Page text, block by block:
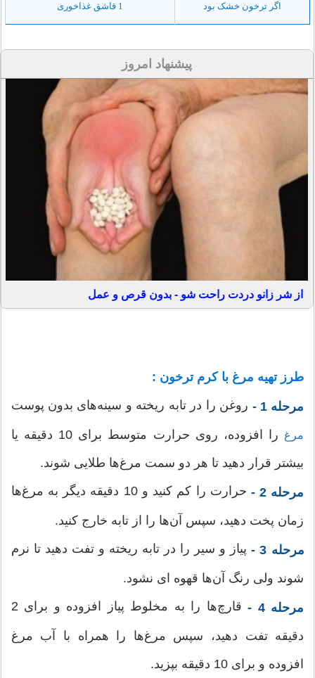
اگر ترخون خشک بود 1 قاشق غذاخوری
پیشنهاد امروز
از شر زانو دردت راحت شو - بدون قرص و عمل
طرز تهیه مرغ با کرم ترخون :
مرحله 1 - روغن را در تابه ریخته و سینه‌های بدون پوست
مرغ
را افزوده، روی حرارت متوسط برای 10 دقیقه یا
بیشتر قرار دهید تا هر دو سمت مرغ‌ها طلایی شوند.
مرحله 2 - حرارت را کم کنید و 10 دقیقه دیگر به مرغ‌ها
زمان پخت دهید، سپس آن‌ها را از تابه خارج کنید.
مرحله 3 - پیاز و سیر را در تابه ریخته و تفت دهید تا نرم
شوند ولی رنگ آن‌ها قهوه ای نشود.
مرحله 4 - قارچ‌ها را به مخلوط پیاز افزوده و برای 2
دقیقه تفت دهید، سپس مرغ‌ها را همراه با آب مرغ
افزوده و برای 10 دقیقه بپزید.